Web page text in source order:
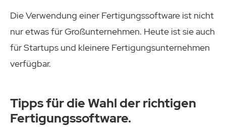
Die Verwendung einer Fertigungssoftware ist nicht
nur etwas für Großunternehmen. Heute ist sie auch
für Startups und kleinere Fertigungsunternehmen
verfügbar.
Tipps für die Wahl der richtigen
Fertigungssoftware.